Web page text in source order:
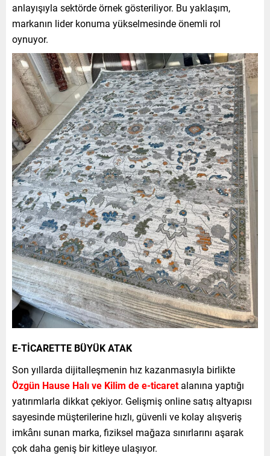
anlayışıyla sektörde örnek gösteriliyor. Bu yaklaşım,
markanın lider konuma yükselmesinde önemli rol
oynuyor.
E-TİCARETTE BÜYÜK ATAK
Son yıllarda dijitalleşmenin hız kazanmasıyla birlikte
Özgün Hause Halı ve Kilim de e-ticaret alanına yaptığı
yatırımlarla dikkat çekiyor. Gelişmiş online satış altyapısı
sayesinde müşterilerine hızlı, güvenli ve kolay alışveriş
imkânı sunan marka, fiziksel mağaza sınırlarını aşarak
çok daha geniş bir kitleye ulaşıyor.